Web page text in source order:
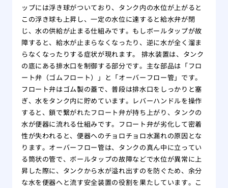
ップには浮き球がついており、タンク内の水位が上がると
この浮き球も上昇し、一定の水位に達すると給水弁が閉
じ、水の供給が止まる仕組みです。もしボールタップが故
障すると、給水が止まらなくなったり、逆に水が全く溜ま
らなくなったりする症状が現れます。 排水装置は、タンク
の底にある排水口を制御する部分です。主な部品は「フロ
ート弁（ゴムフロート）」と「オーバーフロー管」です。
フロート弁はゴム製の蓋で、普段は排水口をしっかりと塞
ぎ、水をタンク内に貯めています。レバーハンドルを操作
すると、鎖で繋がれたフロート弁が持ち上がり、タンクの
水が便器に流れる仕組みです。フロート弁が劣化して密着
性が失われると、便器へのチョロチョロ水漏れの原因とな
ります。オーバーフロー管は、タンクの真ん中に立ってい
る筒状の管で、ボールタップの故障などで水位が異常に上
昇した際に、タンクから水が溢れ出すのを防ぐため、余分
な水を便器へと流す安全装置の役割を果たしています。こ